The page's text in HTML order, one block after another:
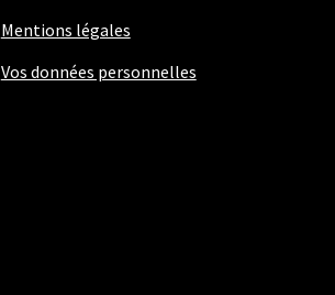
Mentions légales
Vos données personnelles